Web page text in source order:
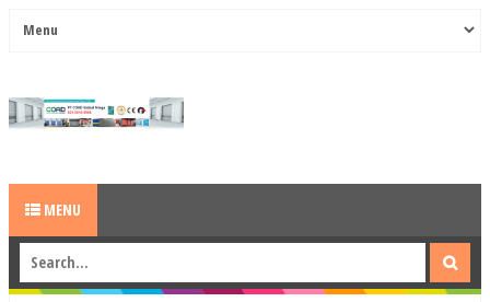
MENU